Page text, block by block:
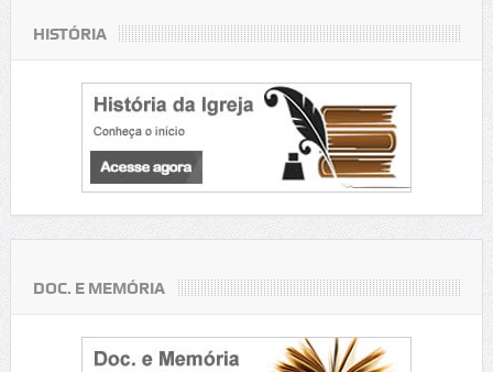
HISTÓRIA
DOC. E MEMÓRIA